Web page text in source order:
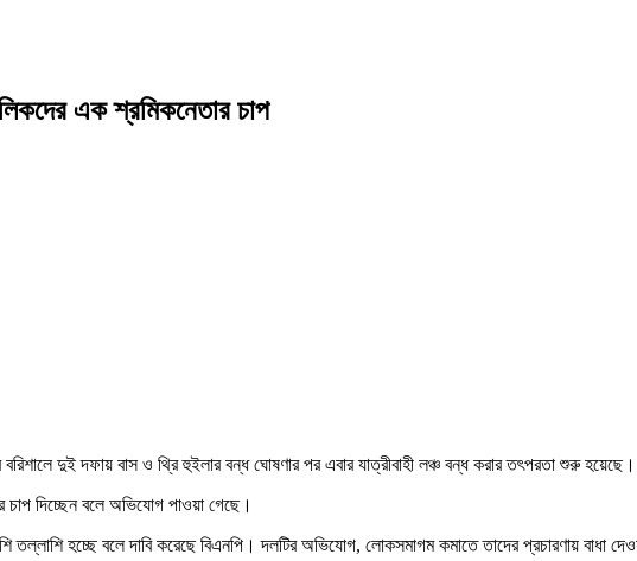
এক শ্রমিকনেতার চাপ
বরিশালে দুই দফায় বাস ও থ্রি হুইলার বন্ধ ঘোষণার পর এবার যাত্রীবাহী লঞ্চ বন্ধ করার তৎপরতা শুরু হয়েছে।
দিচ্ছেন বলে অভিযোগ পাওয়া গেছে।
তল্লাশি হচ্ছে বলে দাবি করেছে বিএনপি। দলটির অভিযোগ, লোকসমাগম কমাতে তাদের প্রচারণায় বাধা